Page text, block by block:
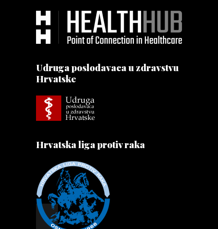
Udruga poslodavaca u zdravstvu
Hrvatske
Hrvatska liga protiv raka